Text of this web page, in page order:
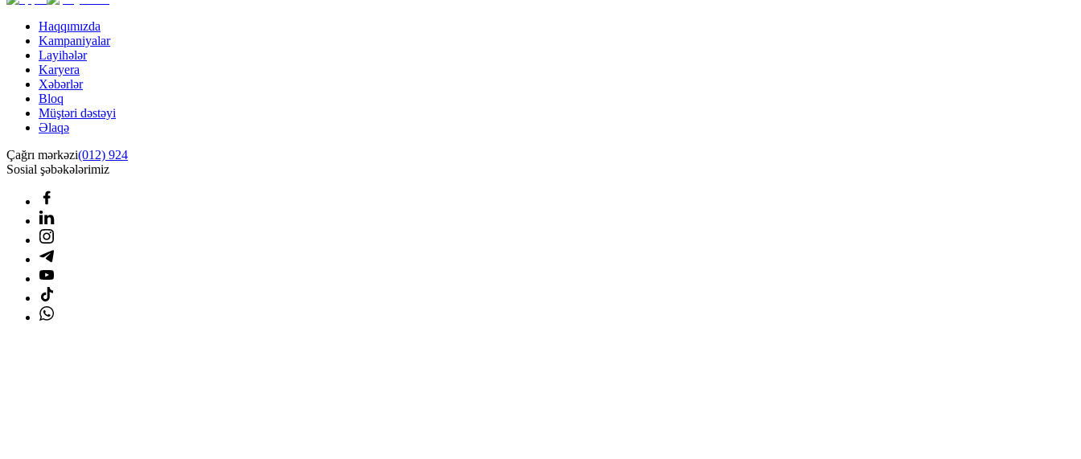
Haqqımızda
Kampaniyalar
Layihələr
Karyera
Xəbərlər
Bloq
Müştəri dəstəyi
Əlaqə
Çağrı mərkəzi(012) 924
Sosial şəbəkələrimiz